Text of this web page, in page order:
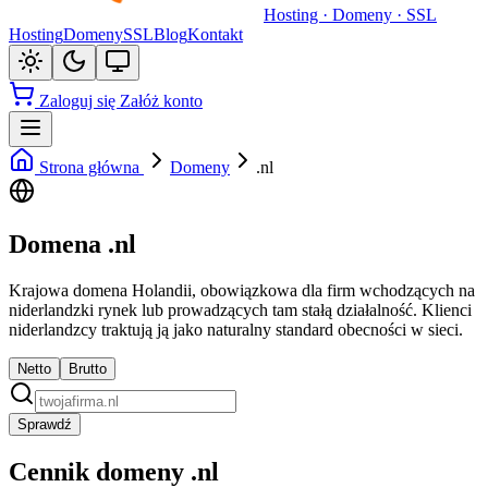
Hosting · Domeny · SSL
HostingDomenySSLBlogKontakt
Zaloguj się Załóż konto
Strona główna Domeny .nl
Domena .nl
Krajowa domena Holandii, obowiązkowa dla firm wchodzących na
niderlandzki rynek lub prowadzących tam stałą działalność. Klienci
niderlandzcy traktują ją jako naturalny standard obecności w sieci.
Netto Brutto
Sprawdź
Cennik domeny .nl